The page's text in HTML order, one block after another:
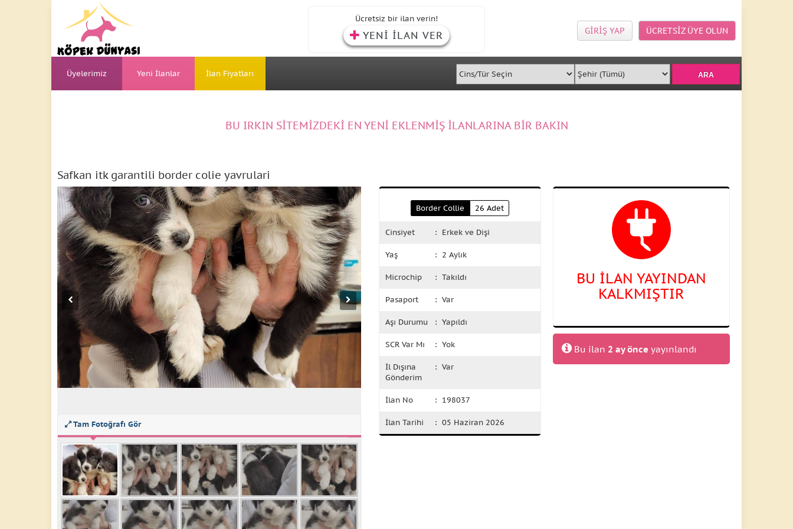
Ücretsiz bir ilan verin!
YENİ İLAN VER ÜCRETSİZ ÜYE OLUN
GİRİŞ YAP
Üyelerimiz Yeni İlanlar İlan Fiyatları
BU IRKIN SİTEMİZDEKİ EN YENİ EKLENMİŞ İLANLARINA BİR BAKIN
Safkan itk garantili border colie yavrulari
Tam Fotoğrafı Gör
Border Collie 26 Adet
Cinsiyet : Erkek ve Dişi
Yaş : 2 Aylık
Microchip : Takıldı
Pasaport : Var
Aşı Durumu : Yapıldı
SCR Var Mı : Yok
İl Dışına
Gönderim
: Var
İlan No : 198037
İlan Tarihi : 05 Haziran 2026
BU İLAN YAYINDAN
KALKMIŞTIR
Bu ilan 2 ay önce yayınlandı